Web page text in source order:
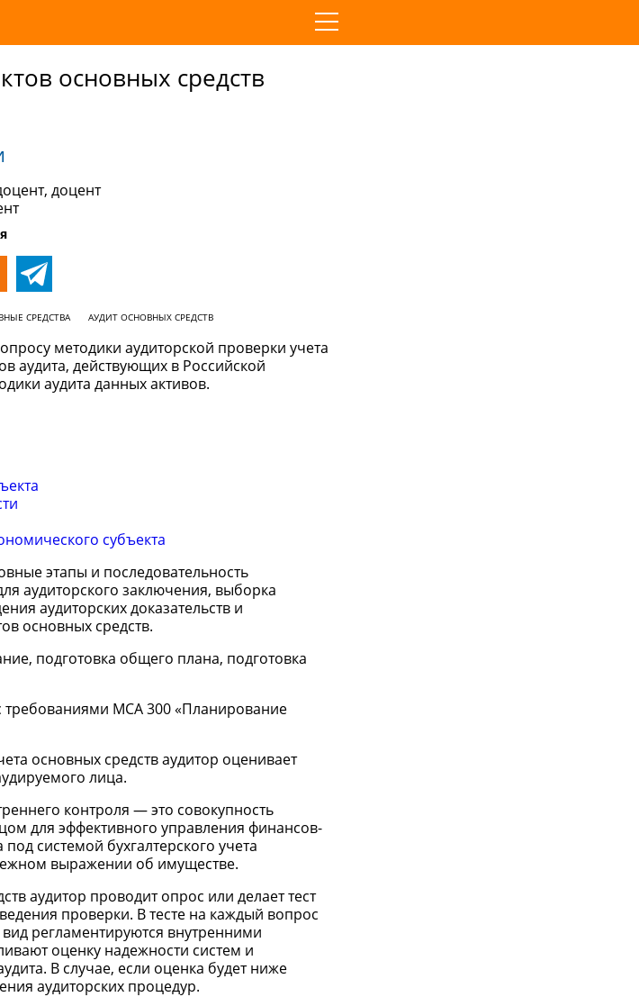
основных средств
доцент
СРЕДСТВА АУДИТ ОСНОВНЫХ СРЕДСТВ
методики аудиторской проверки учета
аудита, действующих в Российской
аудита данных активов.
субъекта
этапы и последовательность
аудиторского заключения, выборка
аудиторских доказательств и
основных средств.
подготовка общего плана, подготовка
требованиями МСА 300 «Планирование
основных средств аудитор оценивает
лица.
контроля — это совокупность
для эффективного управления финансов-
системой бухгалтерского учета
выражении об имуществе.
аудитор проводит опрос или делает тест
проверки. В тесте на каждый вопрос
регламентируются внутренними
оценку надежности систем и
В случае, если оценка будет ниже
аудиторских процедур.